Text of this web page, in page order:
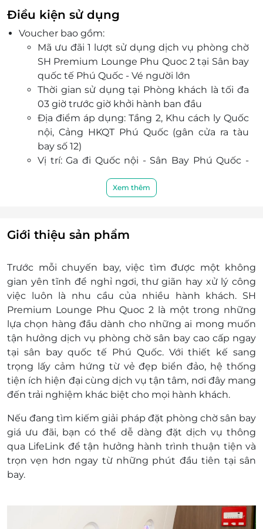
món Âu và đồ uống cao cấp.
Dịch vụ chuyên nghiệp, tận tâm, đội ngũ nhân
viên luôn sẵn sàng hỗ trợ để mang đến trải
nghiệm thoải mái nhất cho hành khách.
Phù hợp với nhiều đối tượng khách hàng như
doanh nhân, khách du lịch, gia đình hoặc những
ai muốn tận hưởng không gian riêng tư trước
giờ khởi hành.
Dễ dàng đặt vé trên LifeLink với nhiều ưu đãi
hấp dẫn, quy trình đặt chỗ nhanh chóng và
thanh toán thuận tiện.
Điều kiện sử dụng
Voucher bao gồm:
Mã ưu đãi 1 lượt sử dụng dịch vụ phòng chờ
SH Premium Lounge Phu Quoc 2 tại Sân bay
quốc tế Phú Quốc - Vé người lớn
Thời gian sử dụng tại Phòng khách là tối đa
03 giờ trước giờ khởi hành ban đầu
Địa điểm áp dụng: Tầng 2, Khu cách ly Quốc
nội, Cảng HKQT Phú Quốc (gân cửa ra tàu
bay số 12)
Vị trí: Ga đi Quốc nội - Sân Bay Phú Quốc -
Khách hàng được sử dụng mọi dịch vụ tại
Không chấp nhận Voucher ưu đãi quá hạn
sử dụng hoặc trạng thái “Đã sử dụng”.
tại quầy để được áp dụng ưu đãi.
Khách hàng có thể được yêu cầu trả thêm
tiền nếu sử dụng quá giá trị của Mã ưu đãi.
Lưu ý:
Khách hàng sẽ thanh toán trực tiếp tại quầy
lễ tân theo bảng giá công bố cho khách lẻ
tại mỗi phòng chờ khi:
Khách hàng sử dụng quá thời gian quy
định của phòng chờ.
Khách hàng có phát sinh các dịch vụ
khác thêm tại phòng chờ
Khách hàng có trẻ em đi kèm mà chưa đăng ký
dịch vụ trước qua LifeLink 1900 2065. Thời gian
thông báo tối thiểu với LifeLink trước 1 ngày sử
dụng dịch vụ LifeLink hoàn toàn không chịu
Ngày áp dụng: Tất cả các ngày trong tuần, bao
Xem thêm
Giới thiệu sản phẩm
Trước mỗi chuyến bay, việc tìm được một không
gian yên tĩnh để nghỉ ngơi, thư giãn hay xử lý công
việc luôn là nhu cầu của nhiều hành khách. SH
Premium Lounge Phu Quoc 2 là một trong những
lựa chọn hàng đầu dành cho những ai mong muốn
tận hưởng dịch vụ phòng chờ sân bay cao cấp ngay
tại sân bay quốc tế Phú Quốc. Với thiết kế sang
trọng lấy cảm hứng từ vẻ đẹp biển đảo, hệ thống
tiện ích hiện đại cùng dịch vụ tận tâm, nơi đây mang
đến trải nghiệm khác biệt cho mọi hành khách.
Nếu đang tìm kiếm giải pháp đặt phòng chờ sân bay
giá ưu đãi, bạn có thể dễ dàng đặt dịch vụ thông
qua LifeLink để tận hưởng hành trình thuận tiện và
trọn vẹn hơn ngay từ những phút đầu tiên tại sân
bay.